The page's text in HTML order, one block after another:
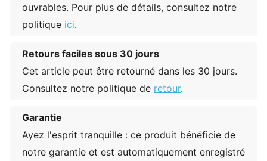
ouvrables. Pour plus de détails, consultez notre
politique ici.
Retours faciles sous 30 jours
Cet article peut être retourné dans les 30 jours.
Consultez notre politique de retour.
Garantie
Ayez l'esprit tranquille : ce produit bénéficie de
notre garantie et est automatiquement enregistré